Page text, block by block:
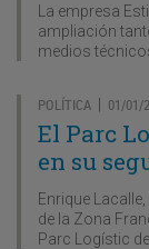
La empresa
ampliación
medios
POLÍTICA | 01/01/
El Parc
en su
Enrique
de la Zona
Parc Logístic